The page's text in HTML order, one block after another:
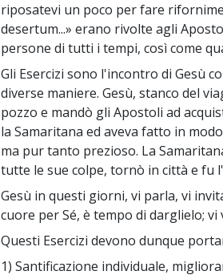
riposatevi un poco per fare
desertum...» erano rivolte agli
persone di tutti i tempi, così come
Gli Esercizi sono l'incontro di Gesù
diverse maniere. Gesù, stanco del
pozzo e mandò gli Apostoli ad
la Samaritana ed aveva fatto in
ma pur tanto prezioso. La
tutte le sue colpe, tornò in città e fu
Gesù in questi giorni, vi parla, vi
cuore per Sé, è tempo di darglielo;
Questi Esercizi devono dunque
1) Santificazione individuale,